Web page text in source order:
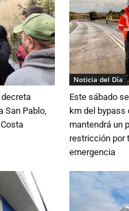
San Pablo,
Noticia del Día
Este sábado
km del bypass
mantendrá un
restricción por
emergencia